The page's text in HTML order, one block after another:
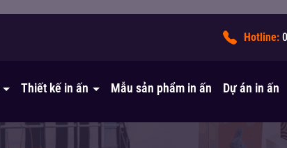
Hotline:
Thiết kế in ấn Mẫu sản phẩm in ấn Dự án in ấn